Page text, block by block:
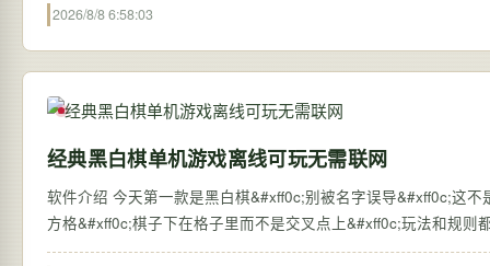
2026/8/8 6:58:03
经典黑白棋单机游戏离线可玩无需联网
软件介绍 今天第一款是黑白棋&#xff0c;别被名字误导&#xff0c;这不是五子棋&#xff0c;也不是围棋&#xff0c;而是一款经典的策略棋类游戏。棋盘是88的